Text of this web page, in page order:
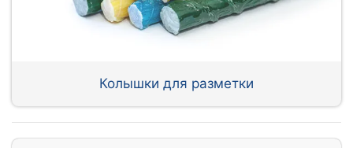
Колышки для разметки